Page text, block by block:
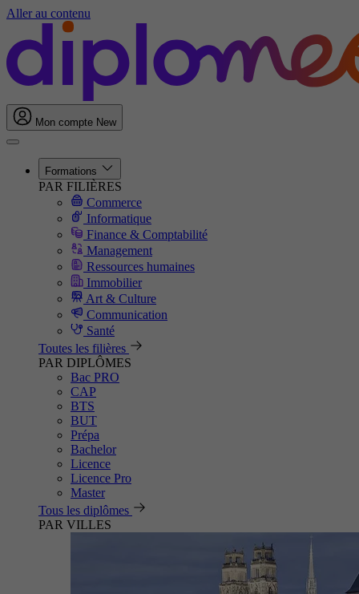
Aller au contenu
Mon compte New
Formations
PAR FILIÈRES
Commerce
Informatique
Finance & Comptabilité
Management
Ressources humaines
Immobilier
Art & Culture
Communication
Santé
Toutes les filières
PAR DIPLÔMES
Bac PRO
CAP
BTS
BUT
Prépa
Bachelor
Licence
Licence Pro
Master
Tous les diplômes
PAR VILLES